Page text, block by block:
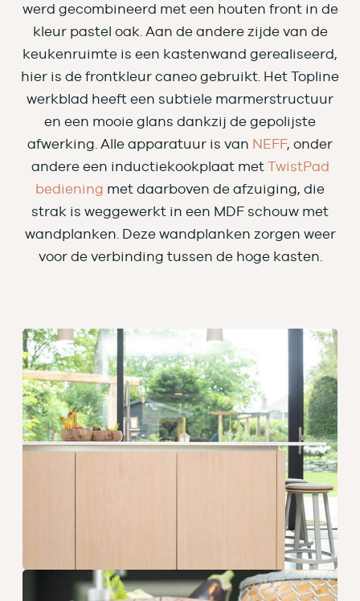
werd gecombineerd met een houten front in de
kleur pastel oak. Aan de andere zijde van de
keukenruimte is een kastenwand gerealiseerd,
hier is de frontkleur caneo gebruikt. Het Topline
werkblad heeft een subtiele marmerstructuur
en een mooie glans dankzij de gepolijste
afwerking. Alle apparatuur is van NEFF, onder
andere een inductiekookplaat met TwistPad
bediening met daarboven de afzuiging, die
strak is weggewerkt in een MDF schouw met
wandplanken. Deze wandplanken zorgen weer
voor de verbinding tussen de hoge kasten.